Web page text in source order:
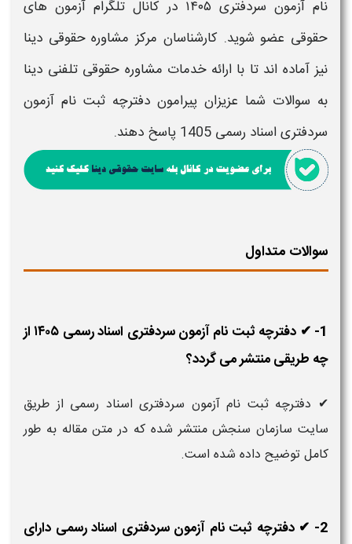
نام آزمون سردفتری ۱۴۰۵ در کانال تلگرام آزمون های
حقوقی عضو شوید. کارشناسان مرکز مشاوره حقوقی دینا
نیز آماده اند تا با ارائه خدمات مشاوره حقوقی تلفنی دینا
به سوالات شما عزیزان پیرامون دفترچه ثبت نام آزمون
سردفتری اسناد رسمی 1405
پاسخ دهند.
سوالات متداول
1- ✔ دفترچه ثبت نام آزمون سردفتری اسناد رسمی ۱۴۰۵ از
چه طریقی منتشر می گردد؟
✔ دفترچه ثبت نام آزمون سردفتری اسناد رسمی از طریق
سایت سازمان سنجش منتشر شده که در متن مقاله به طور
کامل توضیح داده شده است.
2- ✔ دفترچه ثبت نام آزمون سردفتری اسناد رسمی دارای